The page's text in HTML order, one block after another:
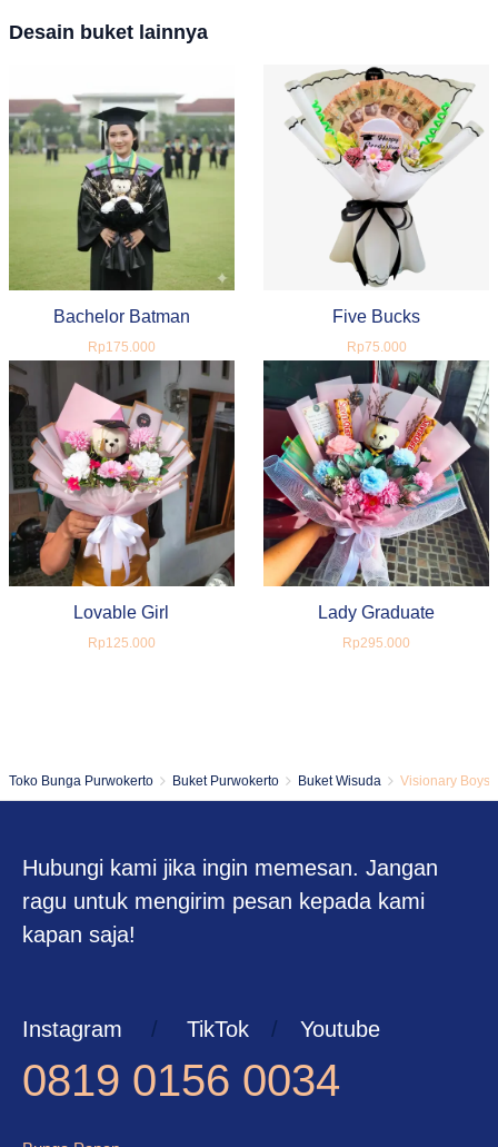
Desain buket lainnya
Bachelor Batman
Rp175.000
Five Bucks
Rp75.000
Lovable Girl
Rp125.000
Lady Graduate
Rp295.000
Toko Bunga Purwokerto Buket Purwokerto Buket Wisuda Visionary Boys
Hubungi kami jika ingin memesan. Jangan
ragu untuk mengirim pesan kepada kami
kapan saja!
Instagram / TikTok / Youtube
0819 0156 0034